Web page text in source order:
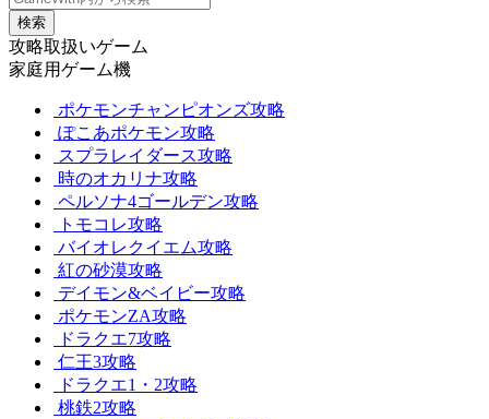
検索
攻略取扱いゲーム
家庭用ゲーム機
ポケモンチャンピオンズ攻略
ぽこあポケモン攻略
スプラレイダース攻略
時のオカリナ攻略
ペルソナ4ゴールデン攻略
トモコレ攻略
バイオレクイエム攻略
紅の砂漠攻略
デイモン&ベイビー攻略
ポケモンZA攻略
ドラクエ7攻略
仁王3攻略
ドラクエ1・2攻略
桃鉄2攻略